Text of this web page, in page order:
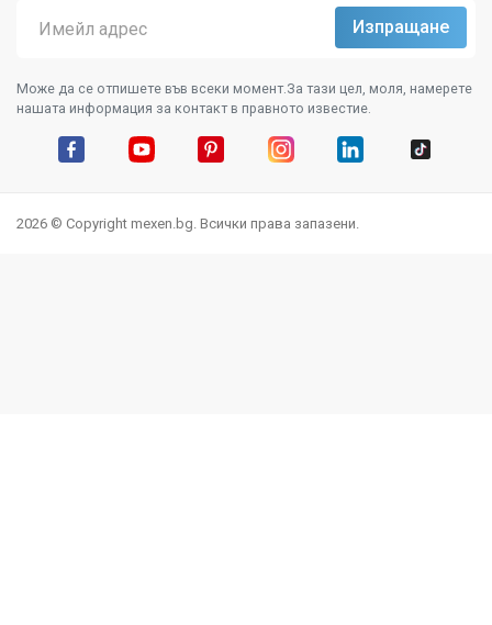
Може да се отпишете във всеки момент.За тази цел, моля, намерете
нашата информация за контакт в правното известие.
2026 © Copyright mexen.bg. Всички права запазени.